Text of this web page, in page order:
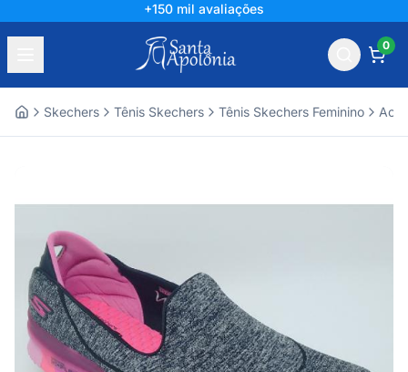
+150 mil avaliações
0
Skechers Tênis Skechers Tênis Skechers Feminino